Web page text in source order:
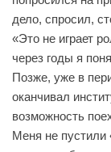
дело, спросил,
«Это не играет
через годы я
Позже, уже в
оканчивал
возможность
Меня не пустили